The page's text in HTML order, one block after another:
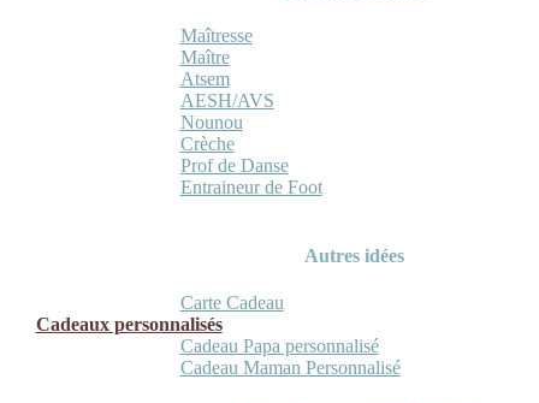
Maîtresse
Maître
Atsem
AESH/AVS
Nounou
Crèche
Prof de Danse
Entraineur de Foot
Autres idées
Carte Cadeau
Cadeaux personnalisés
Cadeau Papa personnalisé
Cadeau Maman Personnalisé